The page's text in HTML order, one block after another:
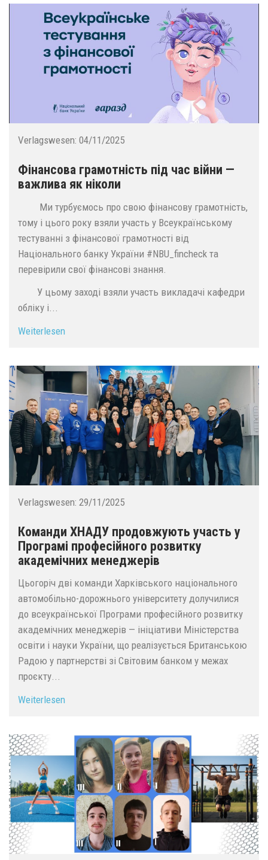
Verlagswesen: 04/11/2025
Фінансова грамотність під час війни —
важлива як ніколи
Ми турбуємось про свою фінансову грамотність,
тому і цього року взяли участь у Всеукраїнському
тестуванні з фінансової грамотності від
Національного банку України #NBU_fincheck та
перевірили свої фінансові знання.
У цьому заході взяли участь викладачі кафедри
обліку і...
Weiterlesen
Verlagswesen: 29/11/2025
Команди ХНАДУ продовжують участь у
Програмі професійного розвитку
академічних менеджерів
Цьогоріч дві команди Харківського національного
автомобільно-дорожнього університету долучилися
до всеукраїнської Програми професійного розвитку
академічних менеджерів — ініціативи Міністерства
освіти і науки України, що реалізується Британською
Радою у партнерстві зі Світовим банком у межах
проєкту...
Weiterlesen